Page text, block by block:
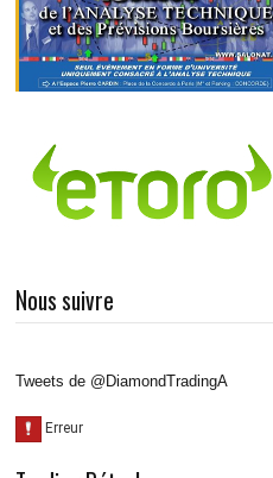
Nous suivre
Tweets de @DiamondTradingA